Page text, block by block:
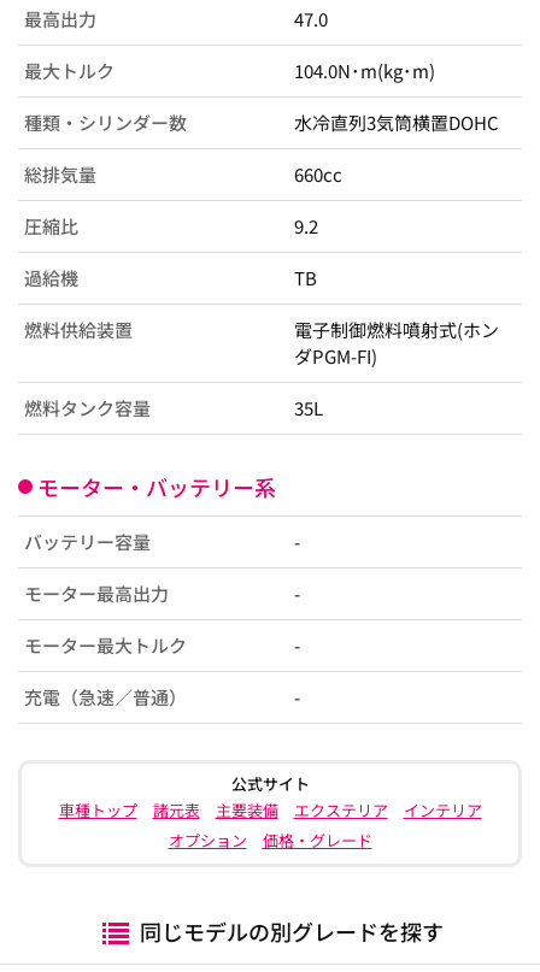
最高出力 47.0
最大トルク 104.0N･m(kg･m)
種類・シリンダー数 水冷直列3気筒横置DOHC
総排気量 660cc
圧縮比 9.2
過給機 TB
燃料供給装置
電子制御燃料噴射式(ホン
ダPGM-FI)
燃料タンク容量 35L
モーター・バッテリー系
バッテリー容量 -
モーター最高出力 -
モーター最大トルク -
充電（急速／普通） -
公式サイト
車種トップ
諸元表 主要装備 エクステリア
インテリア
オプション
価格・グレード
同じモデルの別グレードを探す